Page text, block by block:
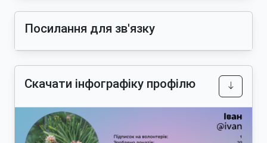
Посилання для зв'язку
Скачати інфографіку профілю